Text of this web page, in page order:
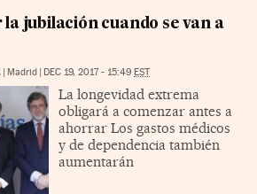
jubilación cuando se van a
| Madrid | DEC 19, 2017 - 15:49 EST
La longevidad extrema
obligará a comenzar antes a
ahorrar Los gastos médicos
y de dependencia también
aumentarán